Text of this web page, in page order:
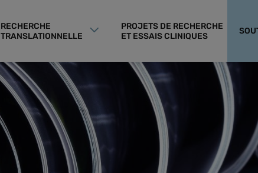
RECHERCHE
TRANSLATIONNELLE
PROJETS DE RECHERCHE
ET ESSAIS CLINIQUES